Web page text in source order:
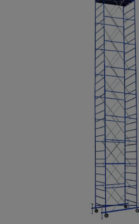
Вибротехника для строительства
Оборудование для работы с
Оборудование для бетонных
Тачки строительные и садовые
Лестницы и стремянки
Штукатурные комплекты
Металл и металлообработка